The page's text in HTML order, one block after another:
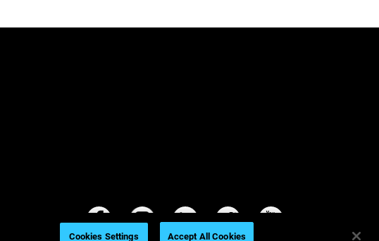
Cookies Settings Accept All Cookies